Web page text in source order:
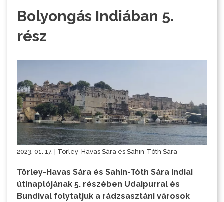
Bolyongás Indiában 5.
rész
2023. 01. 17. | Törley-Havas Sára és Sahin-Tóth Sára
Törley-Havas Sára és Sahin-Tóth Sára indiai
útinaplójának 5. részében Udaipurral és
Bundival folytatjuk a rádzsasztáni városok